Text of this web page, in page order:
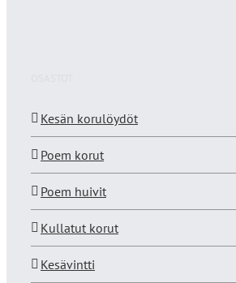
Kesän korulöydöt
Poem korut
Poem huivit
Kullatut korut
Kesävintti